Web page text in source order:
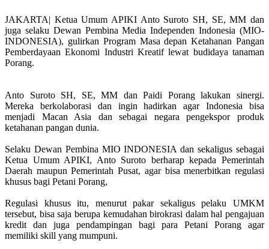
JAKARTA| Ketua Umum APIKI Anto Suroto SH, SE, MM dan
juga selaku Dewan Pembina Media Independen Indonesia (MIO-
INDONESIA), gulirkan Program Masa depan Ketahanan Pangan
Pemberdayaan Ekonomi Industri Kreatif lewat budidaya tanaman
Porang.
Anto Suroto SH, SE, MM dan Paidi Porang lakukan sinergi.
Mereka berkolaborasi dan ingin hadirkan agar Indonesia bisa
menjadi Macan Asia dan sebagai negara pengekspor produk
ketahanan pangan dunia.
Selaku Dewan Pembina MIO INDONESIA dan sekaligus sebagai
Ketua Umum APIKI, Anto Suroto berharap kepada Pemerintah
Daerah maupun Pemerintah Pusat, agar bisa menerbitkan regulasi
khusus bagi Petani Porang,
Regulasi khusus itu, menurut pakar sekaligus pelaku UMKM
tersebut, bisa saja berupa kemudahan birokrasi dalam hal pengajuan
kredit dan juga pendampingan bagi para Petani Porang agar
memiliki skill yang mumpuni.